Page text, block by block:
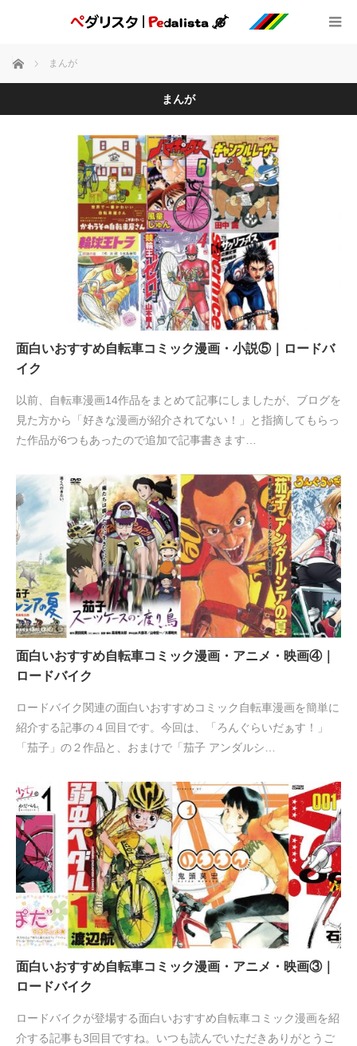
ホーム まんが
まんが
面白いおすすめ自転車コミック漫画・小説⑤｜ロードバ
イク
以前、自転車漫画14作品をまとめて記事にしましたが、ブログを
見た方から「好きな漫画が紹介されてない！」と指摘してもらっ
た作品が6つもあったので追加で記事書きます…
面白いおすすめ自転車コミック漫画・アニメ・映画④｜
ロードバイク
ロードバイク関連の面白いおすすめコミック自転車漫画を簡単に
紹介する記事の４回目です。今回は、「ろんぐらいだぁす！」
「茄子」の２作品と、おまけで「茄子 アンダルシ…
面白いおすすめ自転車コミック漫画・アニメ・映画③｜
ロードバイク
ロードバイクが登場する面白いおすすめ自転車コミック漫画を紹
介する記事も3回目ですね。いつも読んでいただきありがとうご